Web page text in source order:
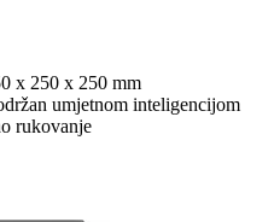
x 250 x 250 mm
umjetnom inteligencijom
rukovanje